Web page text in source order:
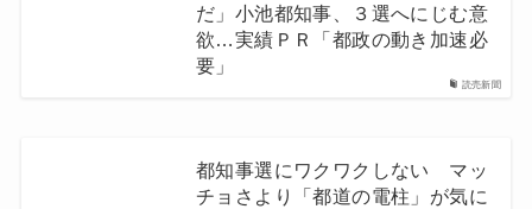
読売新聞
だ」小池都知事、３選へにじむ意
欲…実績ＰＲ「都政の動き加速必
要」
都知事選にワクワクしない マッ
チョさより「都道の電柱」が気に